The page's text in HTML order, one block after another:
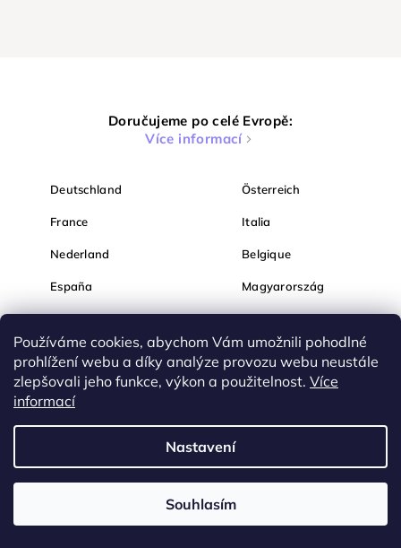
Používáme cookies, abychom Vám umožnili pohodlné
prohlížení webu a díky analýze provozu webu neustále
zlepšovali jeho funkce, výkon a použitelnost. Více
informací
Nastavení
Souhlasím
Doručujeme po celé Evropě:
Více informací
Deutschland Österreich
France Italia
Nederland Belgique
España Magyarország
România България
Hrvatska Slovenija